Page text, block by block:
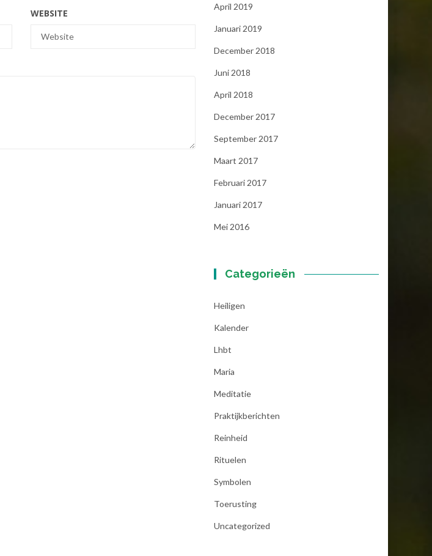
WEBSITE
April 2019
Januari 2019
December 2018
Juni 2018
April 2018
December 2017
September 2017
Maart 2017
Februari 2017
Januari 2017
Mei 2016
Categorieën
Heiligen
Kalender
Lhbt
Maria
Meditatie
Praktijkberichten
Reinheid
Rituelen
Symbolen
Toerusting
Uncategorized